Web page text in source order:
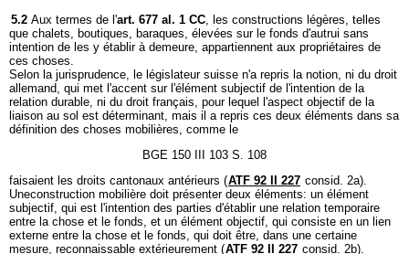
5.2 Aux termes de l'art. 677 al. 1 CC, les constructions légères, telles
que chalets, boutiques, baraques, élevées sur le fonds d'autrui sans
intention de les y établir à demeure, appartiennent aux propriétaires de
ces choses.
Selon la jurisprudence, le législateur suisse n'a repris la notion, ni du droit
allemand, qui met l'accent sur l'élément subjectif de l'intention de la
relation durable, ni du droit français, pour lequel l'aspect objectif de la
liaison au sol est déterminant, mais il a repris ces deux éléments dans sa
définition des choses mobilières, comme le
BGE 150 III 103 S. 108
faisaient les droits cantonaux antérieurs (ATF 92 II 227 consid. 2a).
Uneconstruction mobilière doit présenter deux éléments: un élément
subjectif, qui est l'intention des parties d'établir une relation temporaire
entre la chose et le fonds, et un élément objectif, qui consiste en un lien
externe entre la chose et le fonds, qui doit être, dans une certaine
mesure, reconnaissable extérieurement (ATF 92 II 227 consid. 2b).